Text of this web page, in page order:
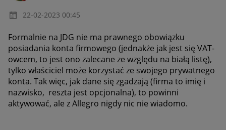
‎22-02-2023 00:45
Formalnie na JDG nie ma prawnego obowiązku
posiadania konta firmowego (jednakże jak jest się VAT-
owcem, to jest ono zalecane ze względu na białą listę),
tylko właściciel może korzystać ze swojego prywatnego
konta. Tak więc, jak dane się zgadzają (firma to imię i
nazwisko, reszta jest opcjonalna), to powinni
aktywować, ale z Allegro nigdy nic nie wiadomo.